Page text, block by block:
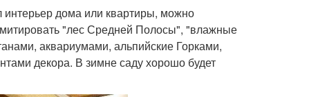
интерьер дома или квартиры, можно
"лес Средней Полосы", "влажные
аквариумами, альпийские Горками,
декора. В зимне саду хорошо будет